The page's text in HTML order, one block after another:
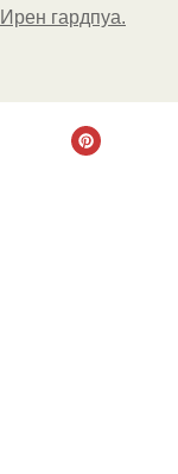
гардпуа.